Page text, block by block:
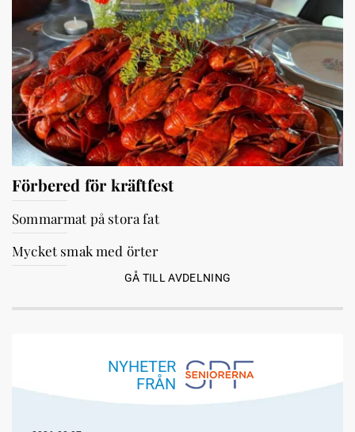
Förbered för kräftfest
Sommarmat på stora fat
Mycket smak med örter
GÅ TILL AVDELNING
NYHETER
FRÅN